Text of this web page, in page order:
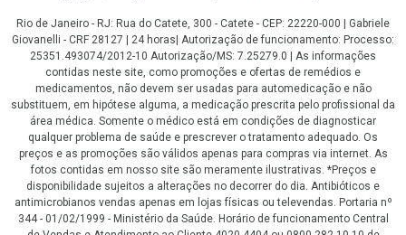
Rio de Janeiro - RJ: Rua do Catete, 300 - Catete - CEP: 22220-000 | Gabriele
Giovanelli - CRF 28127 | 24 horas| Autorização de funcionamento: Processo:
25351.493074/2012-10 Autorização/MS: 7.25279.0 | As informações
contidas neste site, como promoções e ofertas de remédios e
medicamentos, não devem ser usadas para automedicação e não
substituem, em hipótese alguma, a medicação prescrita pelo profissional da
área médica. Somente o médico está em condições de diagnosticar
qualquer problema de saúde e prescrever o tratamento adequado. Os
preços e as promoções são válidos apenas para compras via internet. As
fotos contidas em nosso site são meramente ilustrativas. *Preços e
disponibilidade sujeitos a alterações no decorrer do dia. Antibióticos e
antimicrobianos vendas apenas em lojas físicas ou televendas. Portaria nº
344 - 01/02/1999 - Ministério da Saúde. Horário de funcionamento Central